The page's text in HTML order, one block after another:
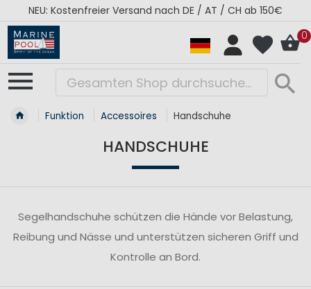
NEU: Kostenfreier Versand nach DE / AT / CH ab 150€
0
Funktion Accessoires Handschuhe
HANDSCHUHE
Segelhandschuhe schützen die Hände vor Belastung,
Reibung und Nässe und unterstützen sicheren Griff und
Kontrolle an Bord.